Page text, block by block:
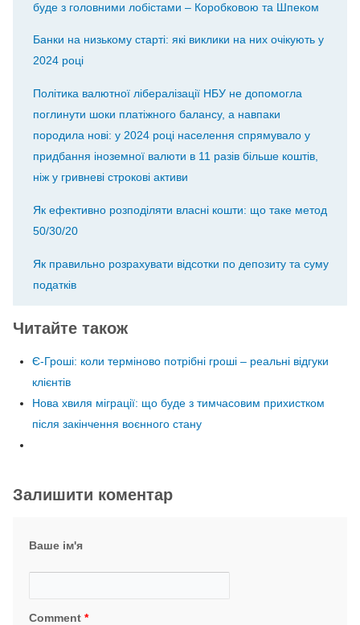
буде з головними лобістами – Коробковою та Шпеком
Банки на низькому старті: які виклики на них очікують у
2024 році
Політика валютної лібералізації НБУ не допомогла
поглинути шоки платіжного балансу, а навпаки
породила нові: у 2024 році населення спрямувало у
придбання іноземної валюти в 11 разів більше коштів,
ніж у гривневі строкові активи
Як ефективно розподіляти власні кошти: що таке метод
50/30/20
Як правильно розрахувати відсотки по депозиту та суму
податків
Читайте також
Є-Гроші: коли терміново потрібні гроші – реальні відгуки
клієнтів
Нова хвиля міграції: що буде з тимчасовим прихистком
після закінчення воєнного стану
Залишити коментар
Ваше ім'я
Comment *